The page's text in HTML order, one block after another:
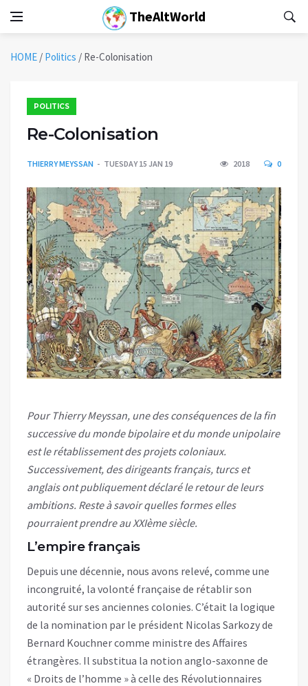
TheAltWorld
HOME / Politics / Re-Colonisation
POLITICS
Re-Colonisation
THIERRY MEYSSAN TUESDAY 15 JAN 19 2018 0
Pour Thierry Meyssan, une des conséquences de la fin
successive du monde bipolaire et du monde unipolaire
est le rétablissement des projets coloniaux.
Successivement, des dirigeants français, turcs et
anglais ont publiquement déclaré le retour de leurs
ambitions. Reste à savoir quelles formes elles
pourraient prendre au XXIème siècle.
L’empire français
Depuis une décennie, nous avons relevé, comme une
incongruité, la volonté française de rétablir son
autorité sur ses anciennes colonies. C’était la logique
de la nomination par le président Nicolas Sarkozy de
Bernard Kouchner comme ministre des Affaires
étrangères. Il substitua la notion anglo-saxonne de
« Droits de l’homme » à celle des Révolutionnaires